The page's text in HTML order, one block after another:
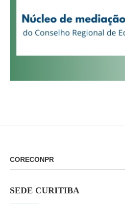
CORECONPR
SEDE CURITIBA